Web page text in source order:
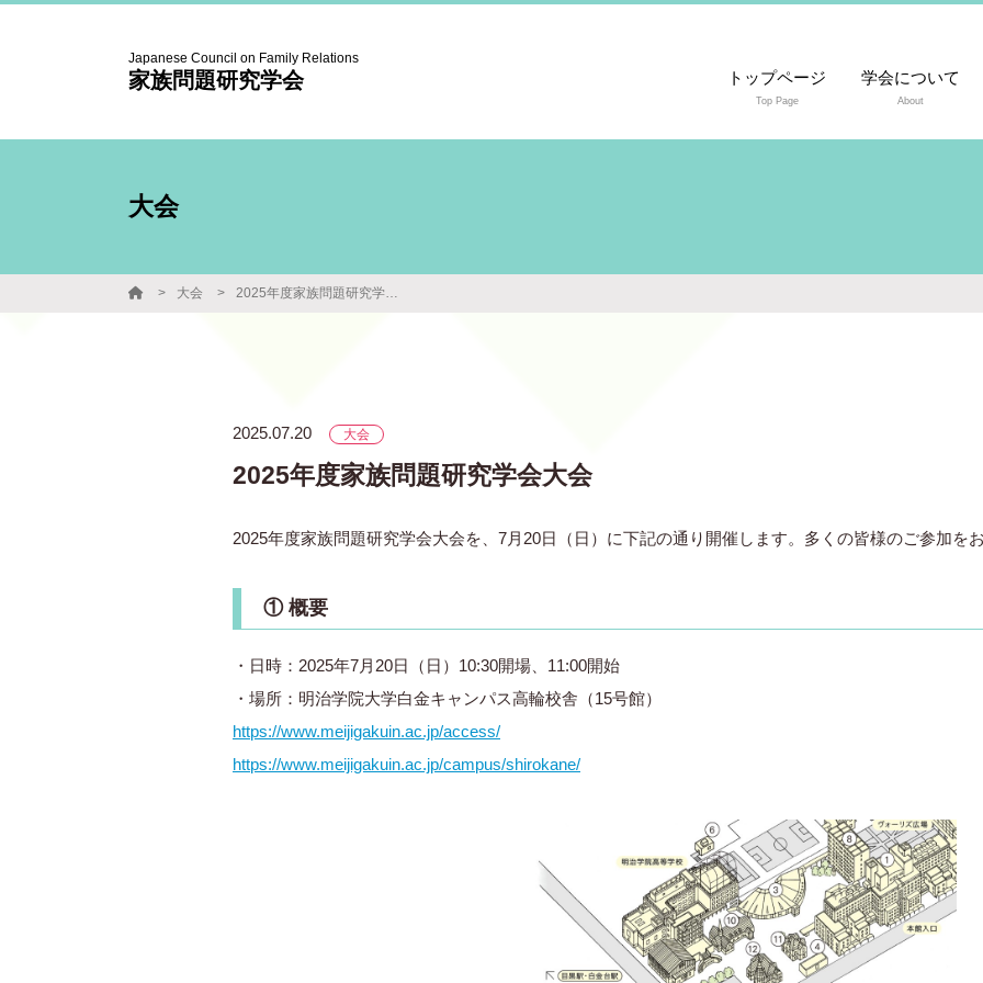
Japanese Council on Family Relations
家族問題研究学会 トップページ
Top Page
学会について
About
大会
大会 2025年度家族問題研究学会大会
2025.07.20 大会
2025年度家族問題研究学会大会
2025年度家族問題研究学会大会を、7月20日（日）に下記の通り開催します。多くの皆様のご参加を
① 概要
・日時：2025年7月20日（日）10:30開場、11:00開始
・場所：明治学院大学白金キャンパス高輪校舎（15号館）
https://www.meijigakuin.ac.jp/access/
https://www.meijigakuin.ac.jp/campus/shirokane/